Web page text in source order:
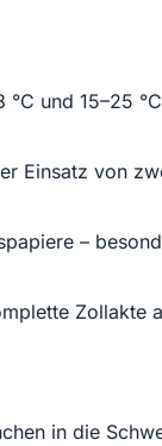
und 15–25
Einsatz von
–
Zollakte
in die